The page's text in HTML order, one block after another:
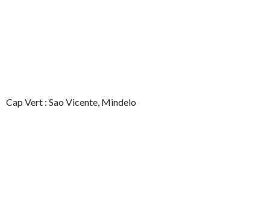
Cap Vert : Sao Vicente, Mindelo